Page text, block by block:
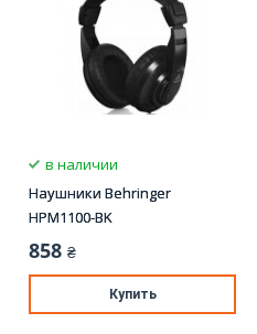
в наличии
Наушники Behringer
HPM1100-BK
858 ₴
Купить